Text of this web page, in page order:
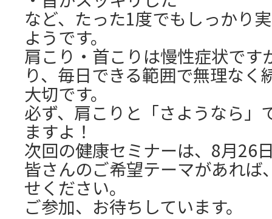
など、たった1度でもしっかり
ようです。
肩こり・首こりは慢性症状です
り、毎日できる範囲で無理なく
大切です。
必ず、肩こりと「さようなら」
ますよ！
次回の健康セミナーは、8月26
皆さんのご希望テーマがあれば
せください。
ご参加、お待ちしています。